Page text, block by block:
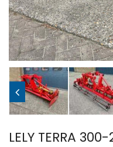
LELY TERRA